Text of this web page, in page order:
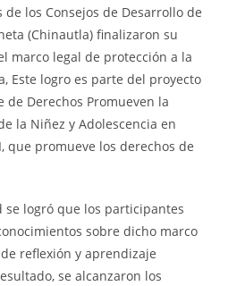
los Consejos de Desarrollo de
(Chinautla) finalizaron su
marco legal de protección a la
Este logro es parte del proyecto
de Derechos Promueven la
la Niñez y Adolescencia en
que promueve los derechos de
se logró que los participantes
sobre dicho marco
reflexión y aprendizaje
se alcanzaron los